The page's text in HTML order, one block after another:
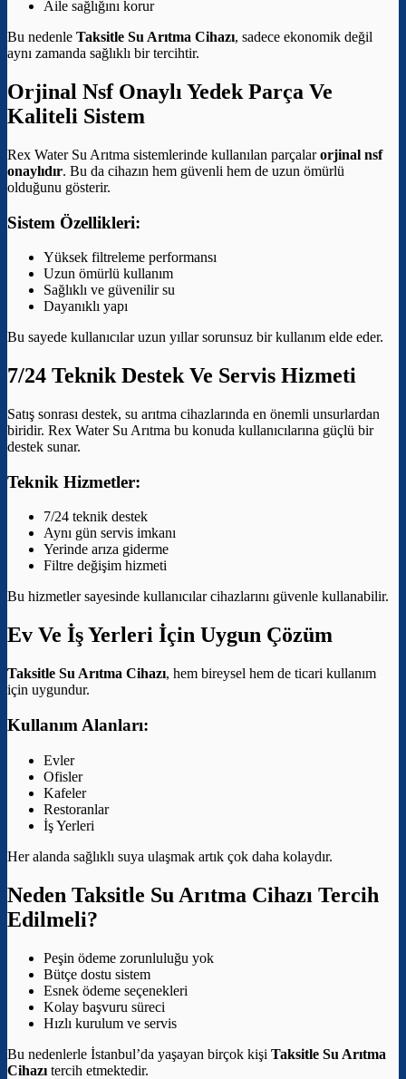
Aile sağlığını korur
Bu nedenle Taksitle Su Arıtma Cihazı, sadece ekonomik değil
aynı zamanda sağlıklı bir tercihtir.
Orjinal Nsf Onaylı Yedek Parça Ve
Kaliteli Sistem
Rex Water Su Arıtma sistemlerinde kullanılan parçalarorjinal nsf
onaylıdır. Bu da cihazın hem güvenli hem de uzun ömürlü
olduğunu gösterir.
Sistem Özellikleri:
Yüksek filtreleme performansı
Uzun ömürlü kullanım
Sağlıklı ve güvenilir su
Dayanıklı yapı
Bu sayede kullanıcılar uzun yıllar sorunsuz bir kullanım elde eder.
7/24 Teknik Destek Ve Servis Hizmeti
Satış sonrası destek, su arıtma cihazlarında en önemli unsurlardan
biridir. Rex Water Su Arıtma bu konuda kullanıcılarına güçlü bir
destek sunar.
Teknik Hizmetler:
7/24 teknik destek
Aynı gün servis imkanı
Yerinde arıza giderme
Filtre değişim hizmeti
Bu hizmetler sayesinde kullanıcılar cihazlarını güvenle kullanabilir.
Ev Ve İş Yerleri İçin Uygun Çözüm
Taksitle Su Arıtma Cihazı, hem bireysel hem de ticari kullanım
için uygundur.
Kullanım Alanları:
Evler
Ofisler
Kafeler
Restoranlar
İş Yerleri
Her alanda sağlıklı suya ulaşmak artık çok daha kolaydır.
Neden Taksitle Su Arıtma Cihazı Tercih
Edilmeli?
Peşin ödeme zorunluluğu yok
Bütçe dostu sistem
Esnek ödeme seçenekleri
Kolay başvuru süreci
Hızlı kurulum ve servis
Bu nedenlerle İstanbul’da yaşayan birçok kişi Taksitle Su Arıtma
Cihazı tercih etmektedir.